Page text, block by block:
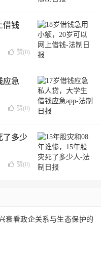
借钱
赞(0)
应急
赞(0)
了多少
赞(0)
衰看政企关系与生态保护的